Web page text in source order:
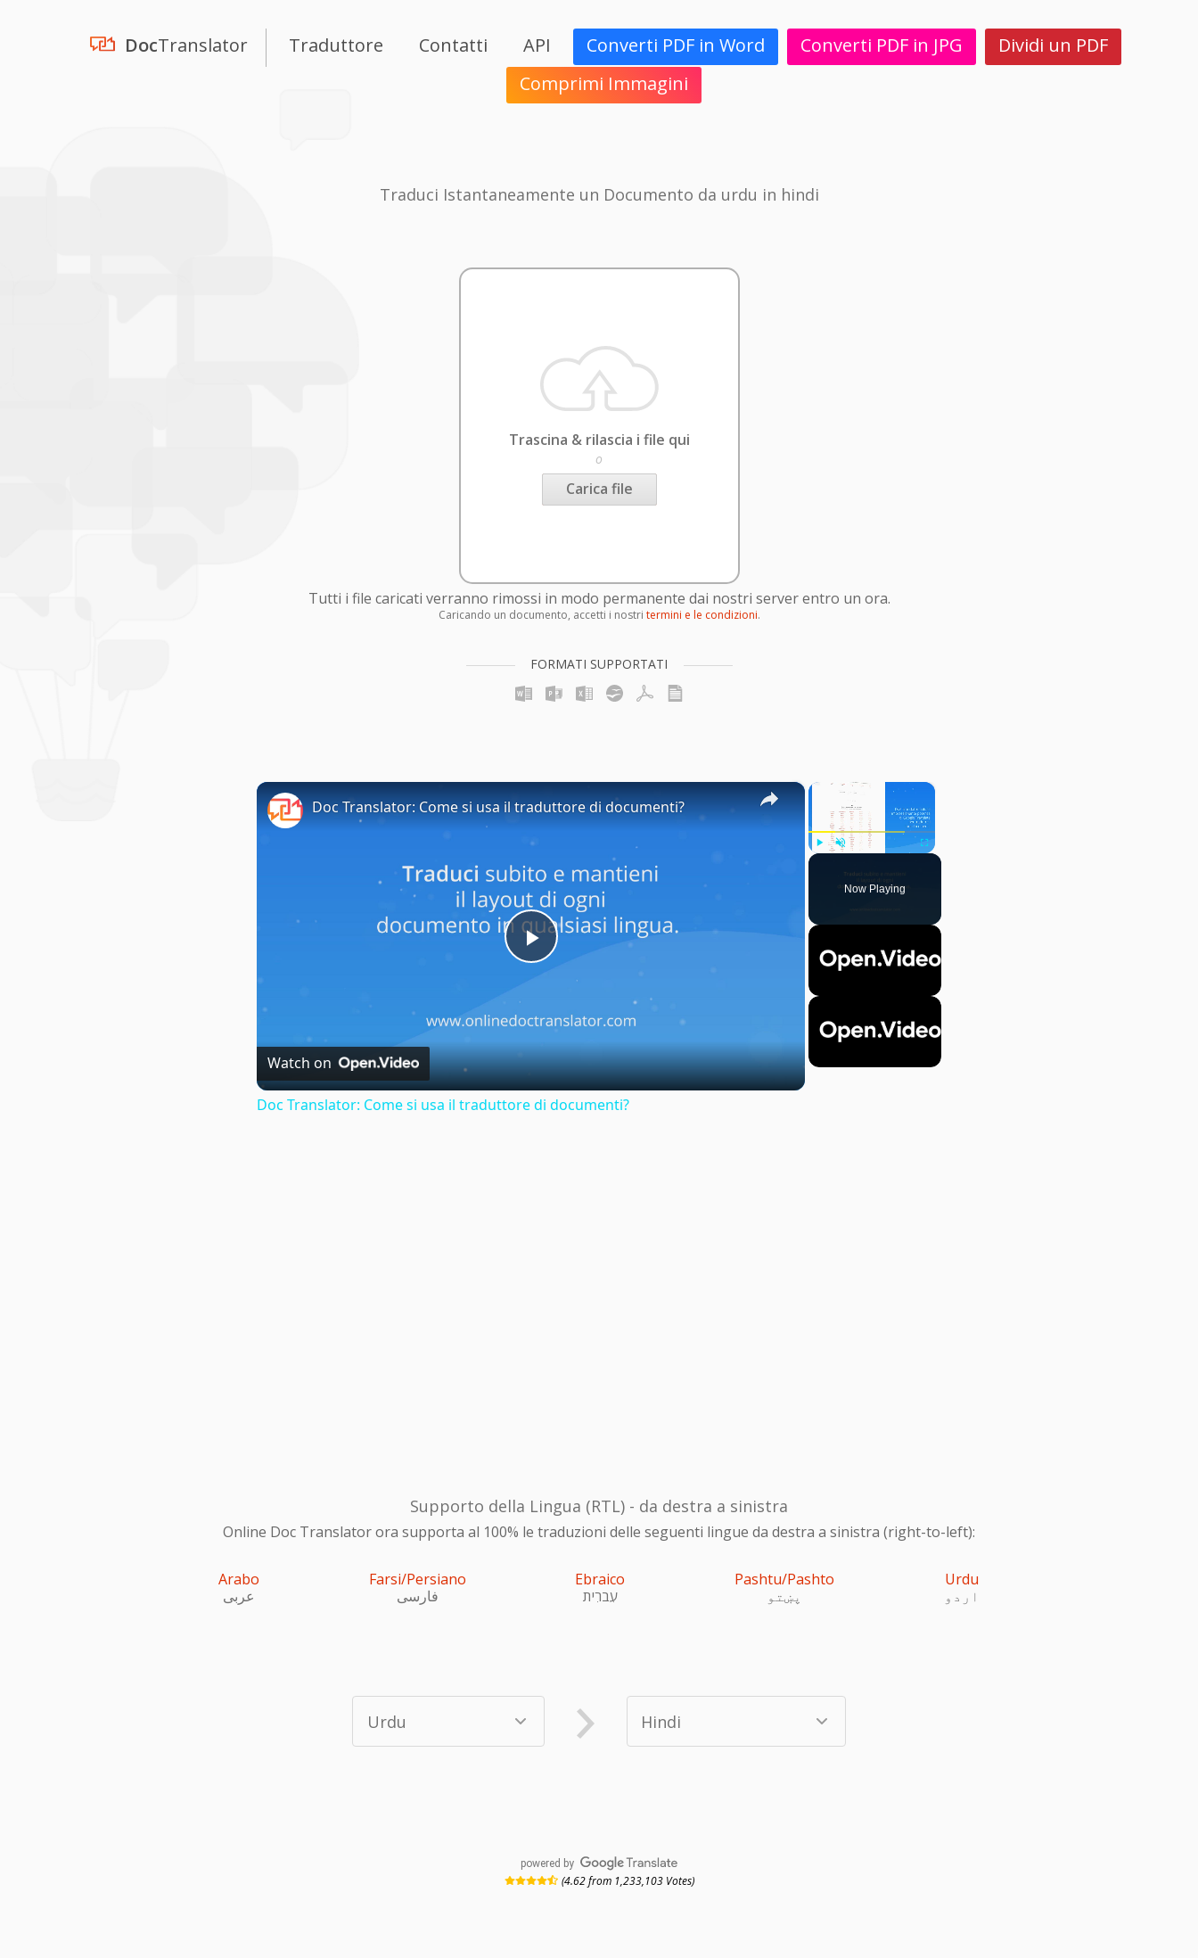
DocTranslator Traduttore Contatti API Converti PDF in Word Converti PDF in JPG
Dividi un PDF
Comprimi Immagini
Traduci Istantaneamente un Documento da urdu in hindi
Trascina & rilascia i file qui
o
Carica file
Tutti i file caricati verranno rimossi in modo permanente dai nostri server entro un ora.
Caricando un documento, accetti i nostri termini e le condizioni.
FORMATI SUPPORTATI
×
Fullscreen
Now Playing
×
Play
Video
Doc Translator: Come si usa il traduttore di documenti?
Watch on
Doc Translator: Come si usa il traduttore di documenti?
Supporto della Lingua (RTL) - da destra a sinistra
Online Doc Translator ora supporta al 100% le traduzioni delle seguenti lingue da destra a sinistra (right-to-left):
Arabo
عربى
Farsi/Persiano
فارسی
Ebraico
עִברִית
Pashtu/Pashto
پښتو
Urdu
اردو
powered by
(4.62 from 1,233,103 Votes)